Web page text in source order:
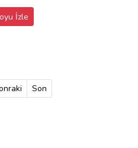
İzle
Son